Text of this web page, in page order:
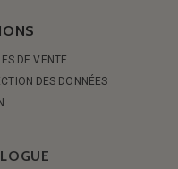
DE VENTE
DES DONNÉES